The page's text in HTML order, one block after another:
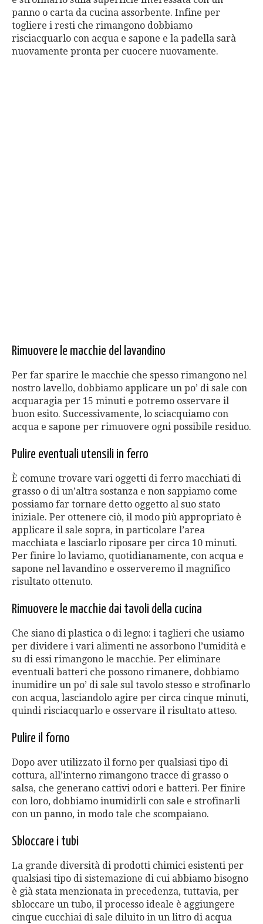
panno o carta da cucina assorbente. Infine per
togliere i resti che rimangono dobbiamo
risciacquarlo con acqua e sapone e la padella sarà
nuovamente pronta per cuocere nuovamente.
Rimuovere le macchie del lavandino
Per far sparire le macchie che spesso rimangono nel
nostro lavello, dobbiamo applicare un po’ di sale con
acquaragia per 15 minuti e potremo osservare il
buon esito. Successivamente, lo sciacquiamo con
acqua e sapone per rimuovere ogni possibile residuo.
Pulire eventuali utensili in ferro
È comune trovare vari oggetti di ferro macchiati di
grasso o di un’altra sostanza e non sappiamo come
possiamo far tornare detto oggetto al suo stato
iniziale. Per ottenere ciò, il modo più appropriato è
applicare il sale sopra, in particolare l’area
macchiata e lasciarlo riposare per circa 10 minuti.
Per finire lo laviamo, quotidianamente, con acqua e
sapone nel lavandino e osserveremo il magnifico
risultato ottenuto.
Rimuovere le macchie dai tavoli della cucina
Che siano di plastica o di legno: i taglieri che usiamo
per dividere i vari alimenti ne assorbono l’umidità e
su di essi rimangono le macchie. Per eliminare
eventuali batteri che possono rimanere, dobbiamo
inumidire un po’ di sale sul tavolo stesso e strofinarlo
con acqua, lasciandolo agire per circa cinque minuti,
quindi risciacquarlo e osservare il risultato atteso.
Pulire il forno
Dopo aver utilizzato il forno per qualsiasi tipo di
cottura, all’interno rimangono tracce di grasso o
salsa, che generano cattivi odori e batteri. Per finire
con loro, dobbiamo inumidirli con sale e strofinarli
con un panno, in modo tale che scompaiano.
Sbloccare i tubi
La grande diversità di prodotti chimici esistenti per
qualsiasi tipo di sistemazione di cui abbiamo bisogno
è già stata menzionata in precedenza, tuttavia, per
sbloccare un tubo, il processo ideale è aggiungere
cinque cucchiai di sale diluito in un litro di acqua